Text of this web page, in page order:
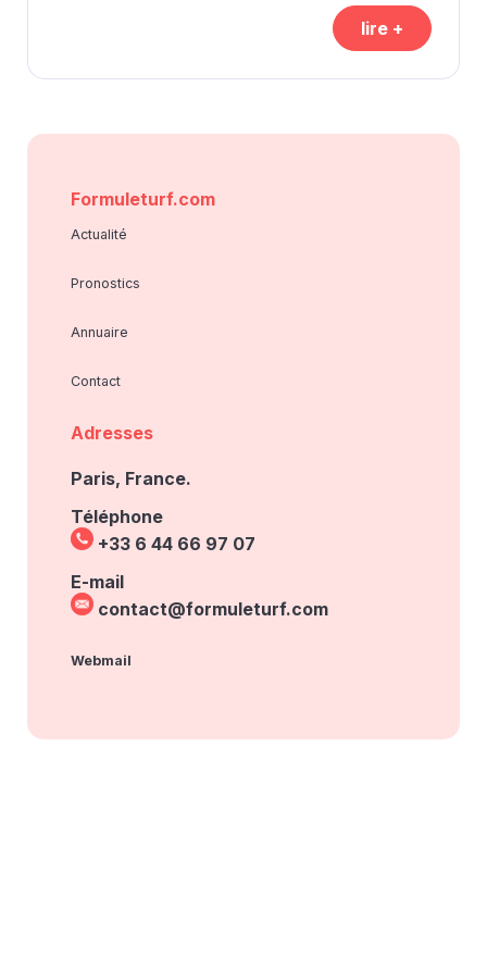
lire +
Formuleturf.com
Actualité
Pronostics
Annuaire
Contact
Adresses
Paris, France.
Téléphone
+33 6 44 66 97 07
E-mail
contact@formuleturf.com
Webmail